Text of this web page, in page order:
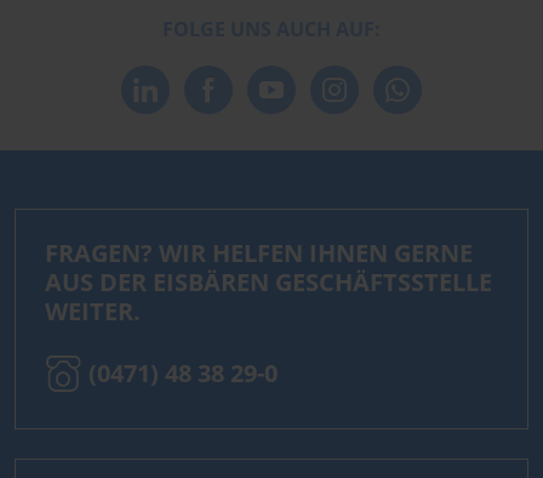
FRAGEN? WIR HELFEN IHNEN GERNE
AUS DER EISBÄREN GESCHÄFTSSTELLE
WEITER.
(0471) 48 38 29-0